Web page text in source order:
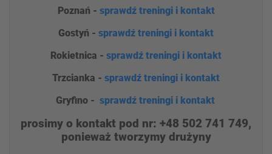
Poznań - sprawdź treningi i kontakt
Gostyń - sprawdź treningi i kontakt
Rokietnica - sprawdź treningi i kontakt
Trzcianka - sprawdź treningi i kontakt
Gryfino - sprawdź treningi i kontakt
prosimy o kontakt pod nr: +48 502 741 749,
ponieważ tworzymy drużyny